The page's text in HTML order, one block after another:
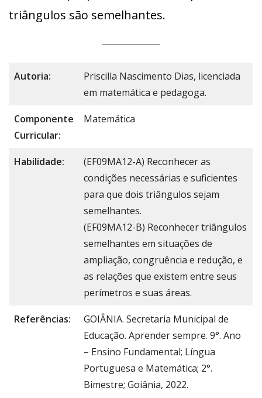
triângulos são semelhantes.
Autoria:
Priscilla Nascimento Dias, licenciada
em matemática e pedagoga.
Componente
Curricular:
Matemática
Habilidade:
(EF09MA12-A) Reconhecer as
condições necessárias e suficientes
para que dois triângulos sejam
semelhantes.
(EF09MA12-B) Reconhecer triângulos
semelhantes em situações de
ampliação, congruência e redução, e
as relações que existem entre seus
perímetros e suas áreas.
Referências:
GOIÂNIA. Secretaria Municipal de
Educação. Aprender sempre. 9°. Ano
– Ensino Fundamental; Língua
Portuguesa e Matemática; 2°.
Bimestre; Goiânia, 2022.